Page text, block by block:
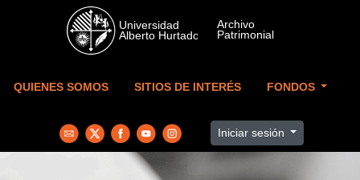
Skip to main content
QUIENES SOMOS SITIOS DE INTERÉS FONDOS
Iniciar sesión